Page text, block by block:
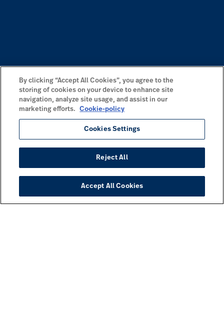
By clicking “Accept All Cookies”, you agree to the
storing of cookies on your device to enhance site
navigation, analyze site usage, and assist in our
marketing efforts.
Cookie-policy
Cookies Settings
Reject All
Accept All Cookies